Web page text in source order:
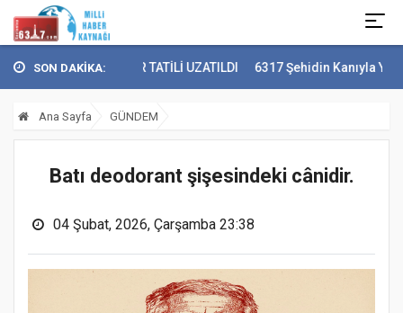
SON DAKİKA:KAR TATİLİ UZATILDI 6317 Şehidin Kanıyla Yazılan
Ana Sayfa GÜNDEM
Batı deodorant şişesindeki cânidir.
04 Şubat, 2026, Çarşamba 23:38